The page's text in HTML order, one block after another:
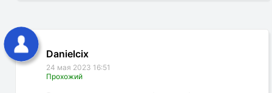
Danielcix
24 мая 2023 16:51
Прохожий